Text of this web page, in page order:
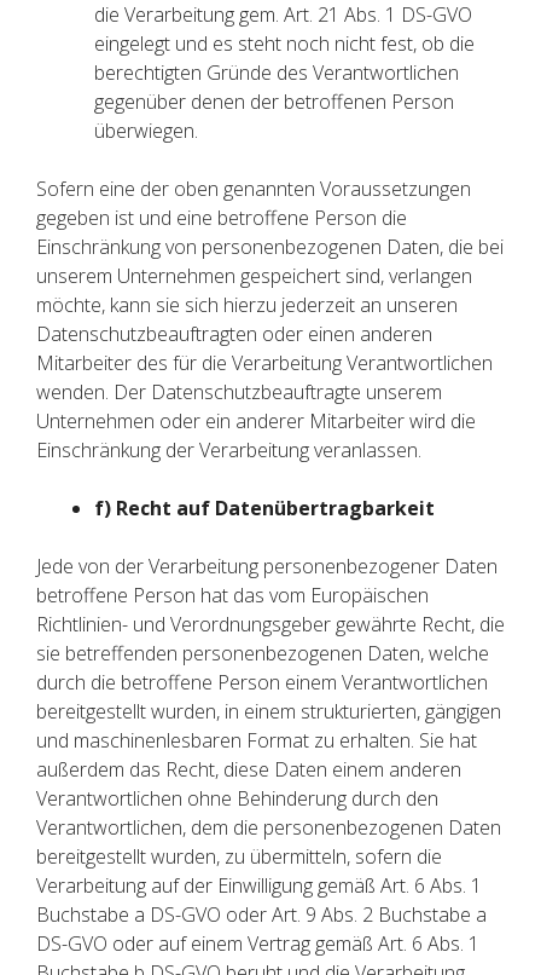
die Verarbeitung gem. Art. 21 Abs. 1 DS-GVO
eingelegt und es steht noch nicht fest, ob die
berechtigten Gründe des Verantwortlichen
gegenüber denen der betroffenen Person
überwiegen.
Sofern eine der oben genannten Voraussetzungen
gegeben ist und eine betroffene Person die
Einschränkung von personenbezogenen Daten, die bei
unserem Unternehmen gespeichert sind, verlangen
möchte, kann sie sich hierzu jederzeit an unseren
Datenschutzbeauftragten oder einen anderen
Mitarbeiter des für die Verarbeitung Verantwortlichen
wenden. Der Datenschutzbeauftragte unserem
Unternehmen oder ein anderer Mitarbeiter wird die
Einschränkung der Verarbeitung veranlassen.
f) Recht auf Datenübertragbarkeit
Jede von der Verarbeitung personenbezogener Daten
betroffene Person hat das vom Europäischen
Richtlinien- und Verordnungsgeber gewährte Recht, die
sie betreffenden personenbezogenen Daten, welche
durch die betroffene Person einem Verantwortlichen
bereitgestellt wurden, in einem strukturierten, gängigen
und maschinenlesbaren Format zu erhalten. Sie hat
außerdem das Recht, diese Daten einem anderen
Verantwortlichen ohne Behinderung durch den
Verantwortlichen, dem die personenbezogenen Daten
bereitgestellt wurden, zu übermitteln, sofern die
Verarbeitung auf der Einwilligung gemäß Art. 6 Abs. 1
Buchstabe a DS-GVO oder Art. 9 Abs. 2 Buchstabe a
DS-GVO oder auf einem Vertrag gemäß Art. 6 Abs. 1